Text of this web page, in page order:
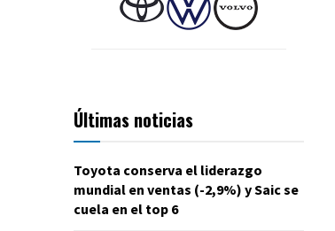
Últimas noticias
Toyota conserva el liderazgo
mundial en ventas (-2,9%) y Saic se
cuela en el top 6